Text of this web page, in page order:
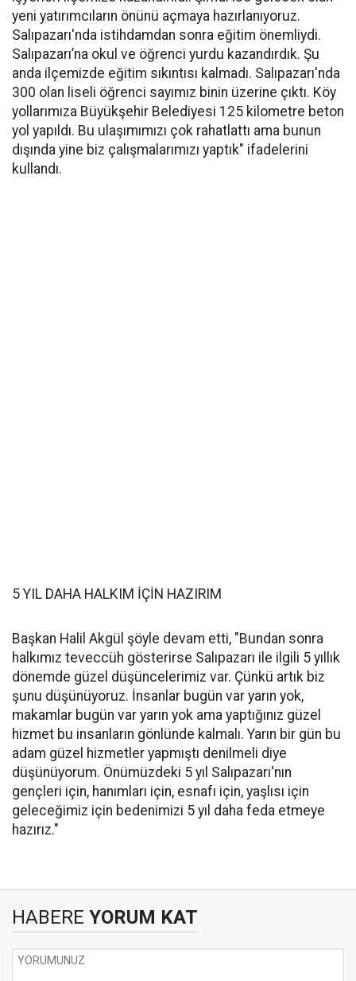
yeni yatırımcıların önünü açmaya hazırlanıyoruz.
Salıpazarı'nda istihdamdan sonra eğitim önemliydi.
Salıpazarı’na okul ve öğrenci yurdu kazandırdık. Şu
anda ilçemizde eğitim sıkıntısı kalmadı. Salıpazarı'nda
300 olan liseli öğrenci sayımız binin üzerine çıktı. Köy
yollarımıza Büyükşehir Belediyesi 125 kilometre beton
yol yapıldı. Bu ulaşımımızı çok rahatlattı ama bunun
dışında yine biz çalışmalarımızı yaptık" ifadelerini
kullandı.
5 YIL DAHA HALKIM İÇİN HAZIRIM
Başkan Halil Akgül şöyle devam etti, "Bundan sonra
halkımız teveccüh gösterirse Salıpazarı ile ilgili 5 yıllık
dönemde güzel düşüncelerimiz var. Çünkü artık biz
şunu düşünüyoruz. İnsanlar bugün var yarın yok,
makamlar bugün var yarın yok ama yaptığınız güzel
hizmet bu insanların gönlünde kalmalı. Yarın bir gün bu
adam güzel hizmetler yapmıştı denilmeli diye
düşünüyorum. Önümüzdeki 5 yıl Salıpazarı'nın
gençleri için, hanımları için, esnafı için, yaşlısı için
geleceğimiz için bedenimizi 5 yıl daha feda etmeye
hazırız."
HABERE YORUM KAT